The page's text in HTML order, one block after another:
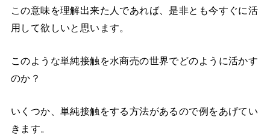
この意味を理解出来た人であれば、是非とも今すぐに活
用して欲しいと思います。
このような単純接触を水商売の世界でどのように活かす
のか？
いくつか、単純接触をする方法があるので例をあげてい
きます。